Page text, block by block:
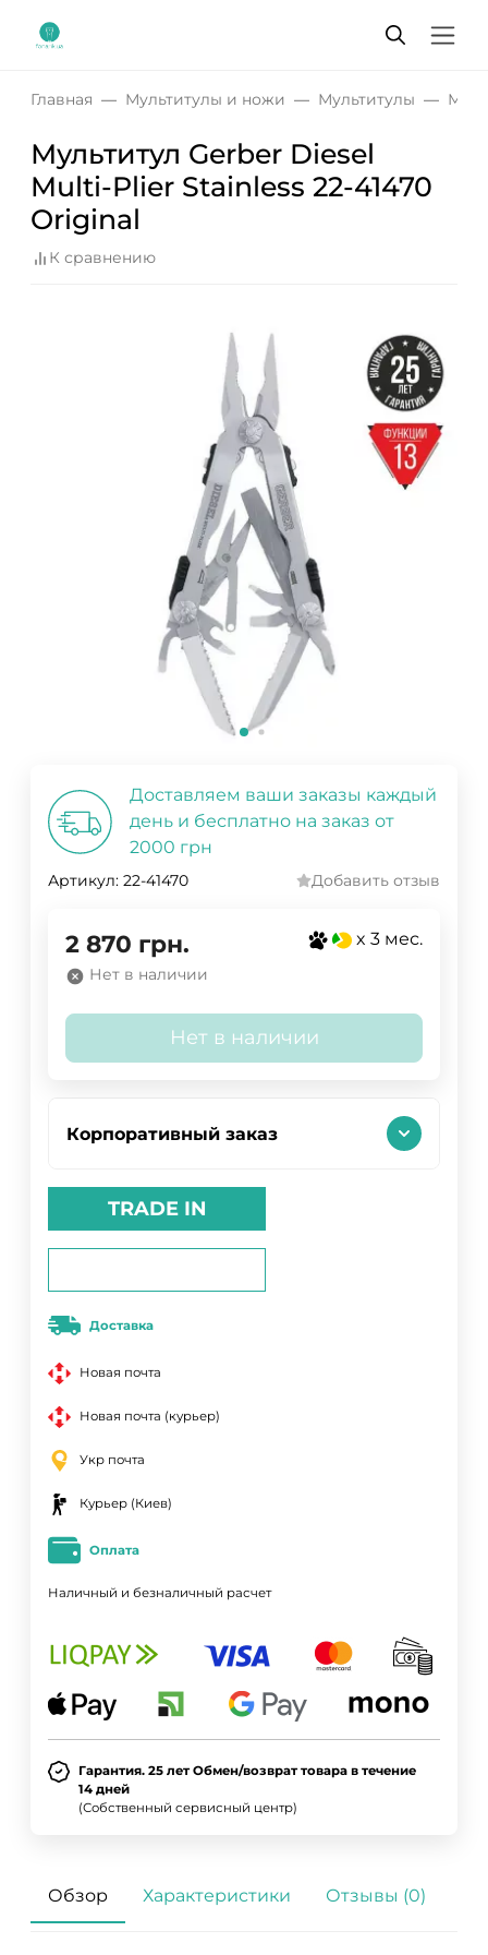
Главная Мультитулы и ножи Мультитулы
Мультитул Gerber Diesel
Multi-Plier Stainless 22-41470
Original
К сравнению
Доставляем ваши заказы каждый
день и бесплатно на заказ от
2000 грн
Артикул: 22-41470 Добавить отзыв
2 870 грн. x 3 мес.
Нет в наличии
Нет в наличии
Корпоративный заказ
TRADE IN
Доставка
Новая почта
Новая почта (курьер)
Укр почта
Курьер (Киев)
Оплата
Наличный и безналичный расчет
Гарантия. 25 лет Обмен/возврат товара в течение
14 дней
(Собственный сервисный центр)
Обзор Характеристики Отзывы (0)